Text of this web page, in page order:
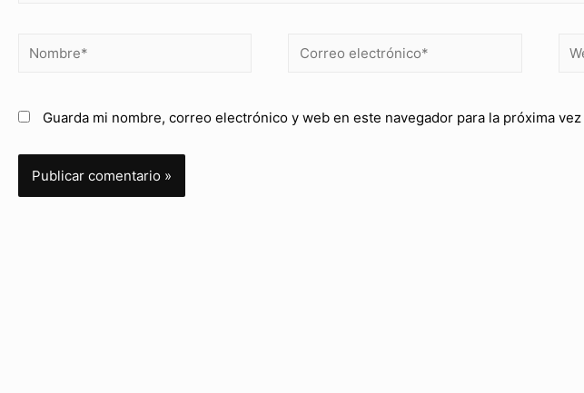
Guarda mi nombre, correo electrónico y web en este navegador para la próxima